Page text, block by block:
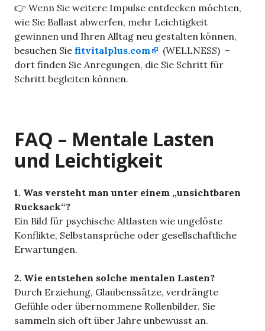
👉 Wenn Sie weitere Impulse entdecken möchten,
wie Sie Ballast abwerfen, mehr Leichtigkeit
gewinnen und Ihren Alltag neu gestalten können,
besuchen Sie fitvitalplus.com
(WELLNESS) –
dort finden Sie Anregungen, die Sie Schritt für
Schritt begleiten können.
FAQ – Mentale Lasten
und Leichtigkeit
1. Was versteht man unter einem „unsichtbaren
Rucksack“?
Ein Bild für psychische Altlasten wie ungelöste
Konflikte, Selbstansprüche oder gesellschaftliche
Erwartungen.
2. Wie entstehen solche mentalen Lasten?
Durch Erziehung, Glaubenssätze, verdrängte
Gefühle oder übernommene Rollenbilder. Sie
sammeln sich oft über Jahre unbewusst an.